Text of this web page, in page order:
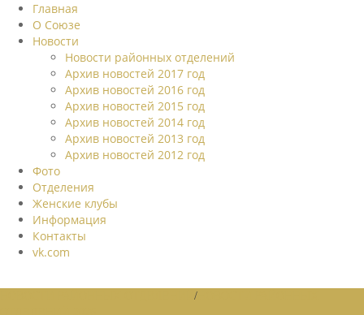
Главная
О Союзе
Новости
Новости районных отделений
Архив новостей 2017 год
Архив новостей 2016 год
Архив новостей 2015 год
Архив новостей 2014 год
Архив новостей 2013 год
Архив новостей 2012 год
Фото
Отделения
Женские клубы
Информация
Контакты
vk.com
/